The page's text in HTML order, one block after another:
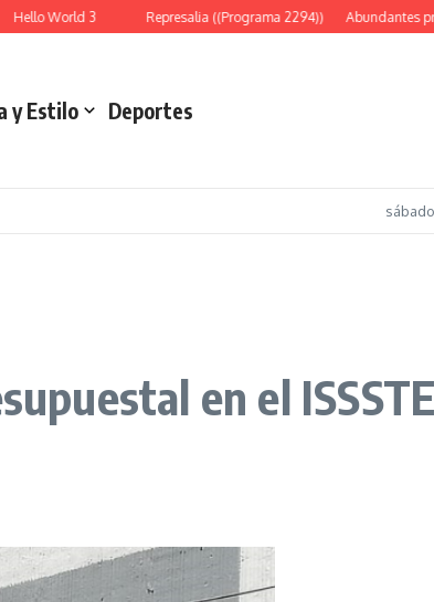
World 3 Represalia ((Programa 2294)) Abundantes
y Estilo Deportes
en el ISSSTE